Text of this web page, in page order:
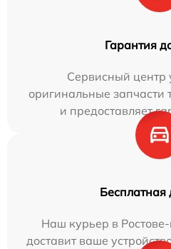
Гарантия
Сервисный центр
оригинальные запчасти
и предоставляет
Бесплатная
Наш курьер в
доставит ваше